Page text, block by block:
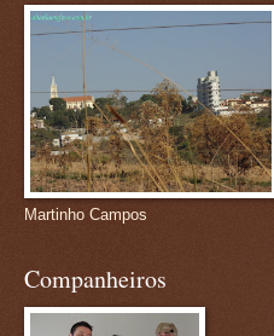
Martinho Campos
Companheiros